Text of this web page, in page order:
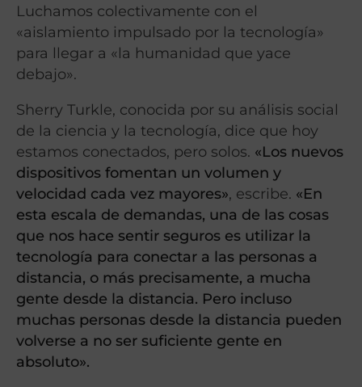
Luchamos colectivamente con el
«aislamiento impulsado por la tecnología»
para llegar a «la humanidad que yace
debajo».
Sherry Turkle, conocida por su análisis social
de la ciencia y la tecnología, dice que hoy
estamos conectados, pero solos. «Los nuevos
dispositivos fomentan un volumen y
velocidad cada vez mayores», escribe. «En
esta escala de demandas, una de las cosas
que nos hace sentir seguros es utilizar la
tecnología para conectar a las personas a
distancia, o más precisamente, a mucha
gente desde la distancia. Pero incluso
muchas personas desde la distancia pueden
volverse a no ser suficiente gente en
absoluto».